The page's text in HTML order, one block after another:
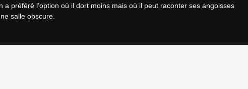
préféré l’option où il dort moins mais où il peut raconter ses angoisses
salle obscure.